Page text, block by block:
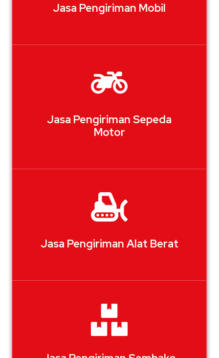
Jasa Pengiriman Mobil
Jasa Pengiriman Sepeda
Motor
Jasa Pengiriman Alat Berat